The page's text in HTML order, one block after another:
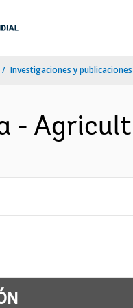
Investigaciones y
-